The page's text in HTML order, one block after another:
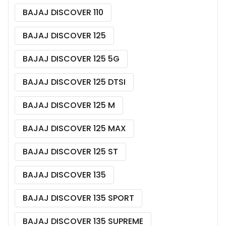
BAJAJ DISCOVER 110
BAJAJ DISCOVER 125
BAJAJ DISCOVER 125 5G
BAJAJ DISCOVER 125 DTSI
BAJAJ DISCOVER 125 M
BAJAJ DISCOVER 125 MAX
BAJAJ DISCOVER 125 ST
BAJAJ DISCOVER 135
BAJAJ DISCOVER 135 SPORT
BAJAJ DISCOVER 135 SUPREME